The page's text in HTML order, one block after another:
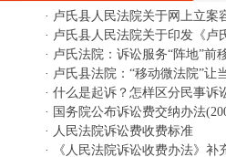
· 卢氏县人民法院关于网上立案
· 卢氏县人民法院关于印发《卢
· 卢氏法院：诉讼服务“阵地”前
· 卢氏县法院：“移动微法院”让
· 什么是起诉？怎样区分民事诉
· 国务院公布诉讼费交纳办法
· 人民法院诉讼费收费标准
·
《人民法院诉讼收费办法》补